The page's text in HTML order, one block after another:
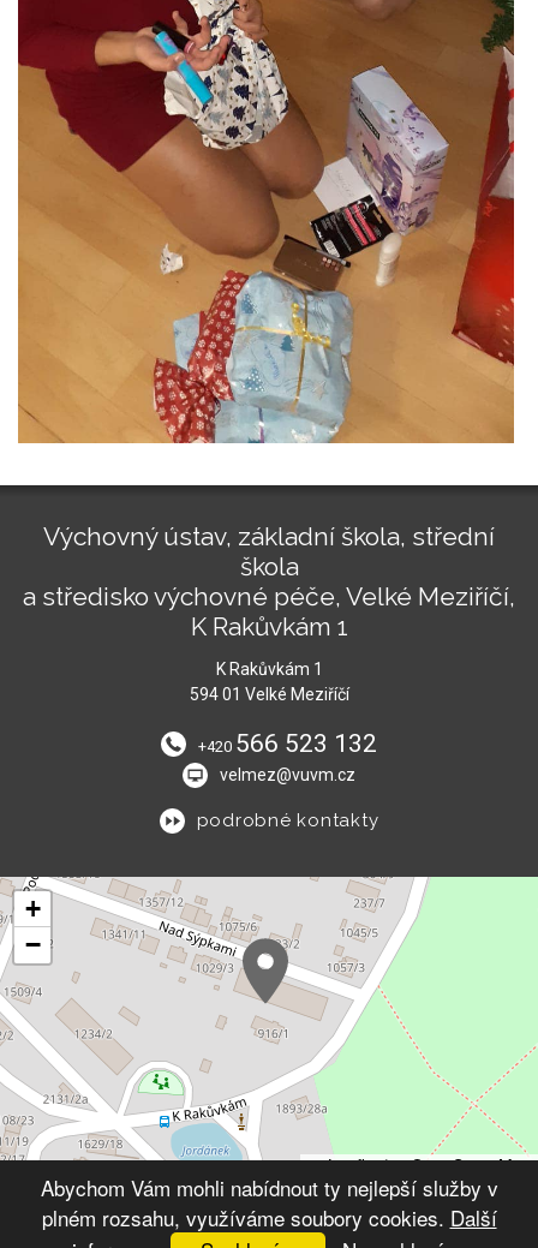
Výchovný ústav, základní škola, střední
škola
a středisko výchovné péče, Velké Meziříčí,
K Rakůvkám 1
K Rakůvkám 1
594 01 Velké Meziříčí
+420 566 523 132
velmez@vuvm.cz
podrobné kontakty
+
−
Leaflet | © OpenStreetMap
© 2026 Výchovný ústav Velké Meziříčí
VYTVOŘIL XART.CZ
Abychom Vám mohli nabídnout ty nejlepší služby v
plném rozsahu, využíváme soubory cookies. Další